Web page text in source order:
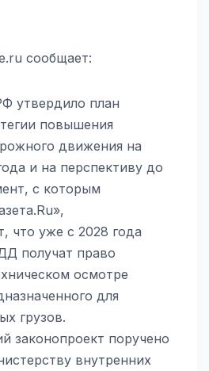
сообщает:
утвердило план
повышения
движения на
и на перспективу до
с которым
что уже с 2028 года
получат право
осмотре
для
грузов.
законопроект поручено
внутренних